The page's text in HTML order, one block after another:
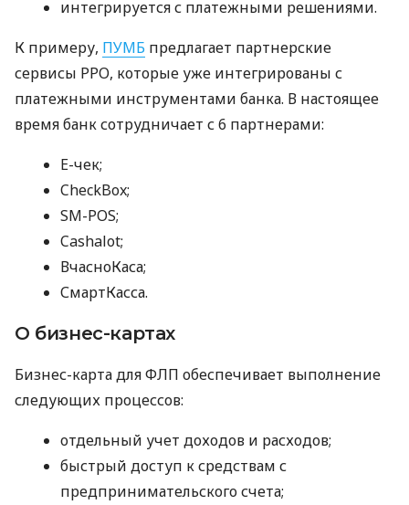
интегрируется с платежными решениями.
К примеру, ПУМБ предлагает партнерские
сервисы РРО, которые уже интегрированы с
платежными инструментами банка. В настоящее
время банк сотрудничает с 6 партнерами:
E-чек;
CheckBox;
SM-POS;
Cashalot;
ВчасноКаса;
СмартКасса.
О бизнес-картах
Бизнес-карта для ФЛП обеспечивает выполнение
следующих процессов:
отдельный учет доходов и расходов;
быстрый доступ к средствам с
предпринимательского счета;